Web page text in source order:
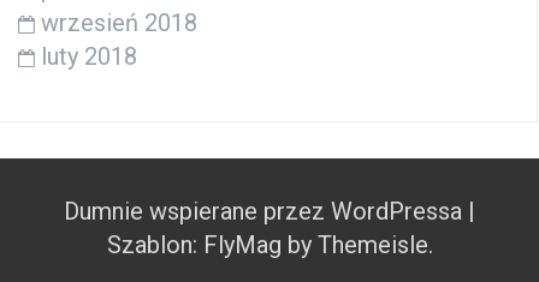
wrzesień 2018
luty 2018
Dumnie wspierane przez WordPressa |
Szablon: FlyMag by Themeisle.